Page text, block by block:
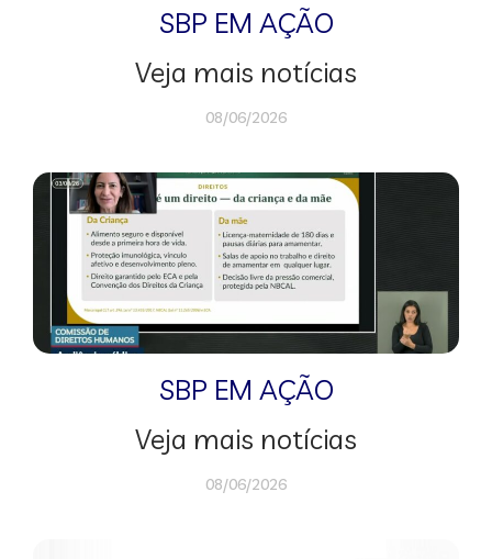
SBP EM AÇÃO
Veja mais notícias
08/06/2026
SBP EM AÇÃO
Veja mais notícias
08/06/2026